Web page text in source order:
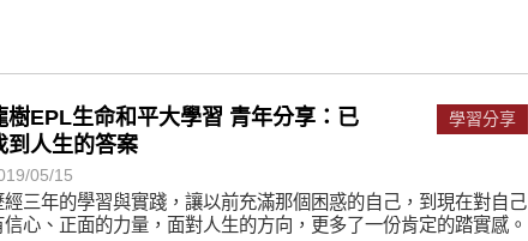
樹EPL生命和平大學習 青年分享：已
到人生的答案
05/15
經三年的學習與實踐，讓以前充滿那個困惑的自己，到現在對自己
信心、正面的力量，面對人生的方向，更多了一份肯定的踏實感。
學習分享